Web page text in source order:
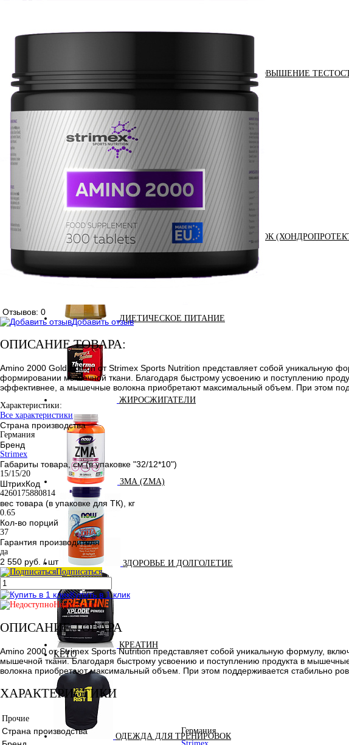
АНАБОЛИЧЕСКИЕ КОМПЛЕКСЫ(ПОВЫШЕНИЕ
АКСЕССУАРЫ
ДОБАВКИ ДЛЯ СУСТАВОВ И СВЯЗОК
ДИЕТИЧЕСКОЕ ПИТАНИЕ
ЖИРОСЖИГАТЕЛИ
ЗМА (ZMA)
ЗДОРОВЬЕ И ДОЛГОЛЕТИЕ
КРЕАТИН
KETO
ОДЕЖДА ДЛЯ ТРЕНИРОВОК
Отзывов: 0
Добавить отзыв
ОПИСАНИЕ ТОВАРА:
Amino 2000 Gold Edition от Strimex Sports Nutrition представляет собой
формировании мышечной ткани. Благодаря быстрому усвоению и поступлению
эффективнее, а мышечные волокна приобретают максимальный объем. При этом
Характеристики:
Все характеристики
Страна производства
Германия
Бренд
Strimex
Габариты товара, см (в упаковке "32/12*10")
15/15/20
ШтрихКод
4260175880814
вес товара (в упаковке для ТК), кг
0.65
Кол-во порций
37
Гарантия производителя
да
2 550 руб. / шт
Подписаться
Купить в 1 клик
Недоступно
ОПИСАНИЕ ТОВАРА
Amino 2000 от Strimex Sports Nutrition представляет собой уникальную формулу,
мышечной ткани. Благодаря быстрому усвоению и поступлению продукта в
волокна приобретают максимальный объем. При этом поддерживается стабильно
ХАРАКТЕРИСТИКИ
Прочие
Страна производства Германия